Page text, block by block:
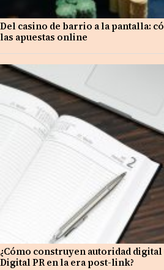
Del casino de barrio a la pantalla:
las apuestas online
¿Cómo construyen autoridad
Digital PR en la era post-link?